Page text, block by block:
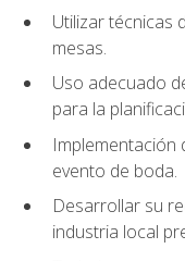
Utilizar técnicas
mesas.
Uso adecuado
para la
Implementación
evento de boda.
Desarrollar su
industria local